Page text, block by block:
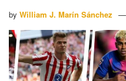
by William J. Marín Sánchez